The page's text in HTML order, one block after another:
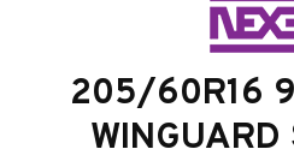
205/60R16
WINGUARD